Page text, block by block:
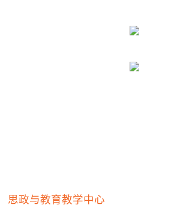
思政与教育教学中心